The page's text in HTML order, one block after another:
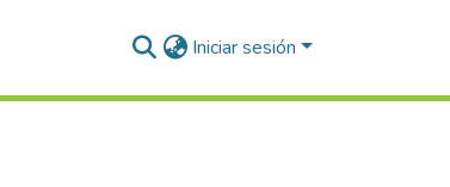
Iniciar sesión